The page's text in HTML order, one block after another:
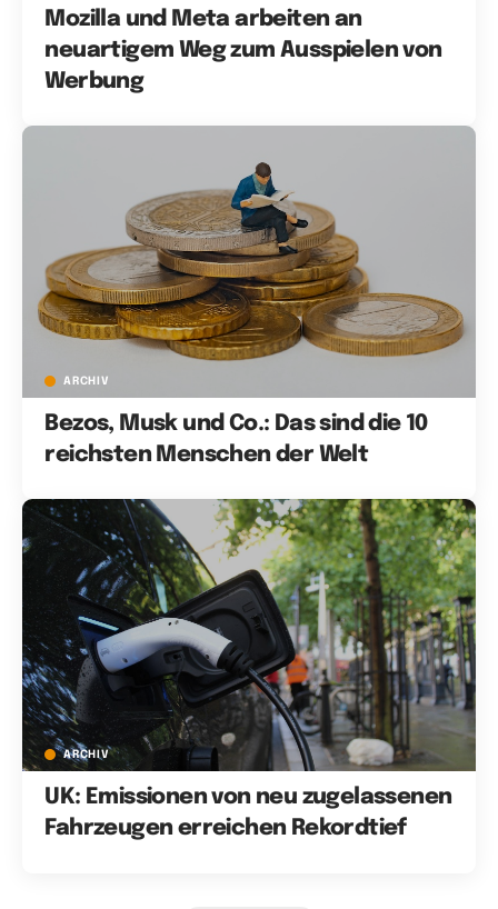
Mozilla und Meta arbeiten an
neuartigem Weg zum Ausspielen von
Werbung
ARCHIV
Bezos, Musk und Co.: Das sind die 10
reichsten Menschen der Welt
ARCHIV
UK: Emissionen von neu zugelassenen
Fahrzeugen erreichen Rekordtief